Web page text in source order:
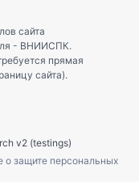
сайта
- ВНИИСПК.
прямая
сайта).
v2 (testings)
о защите персональных